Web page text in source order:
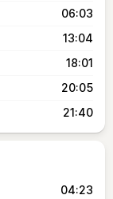
06:03
13:04
18:01
20:05
21:40
04:23